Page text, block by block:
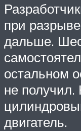
при
дальше.
остальном
не получил.
двигатель.